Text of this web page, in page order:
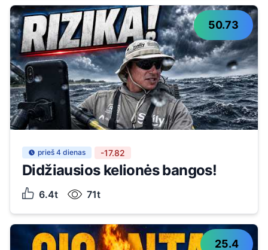
50.73
prieš 4 dienas -17.82
Didžiausios kelionės bangos!
6.4t 71t
25.4